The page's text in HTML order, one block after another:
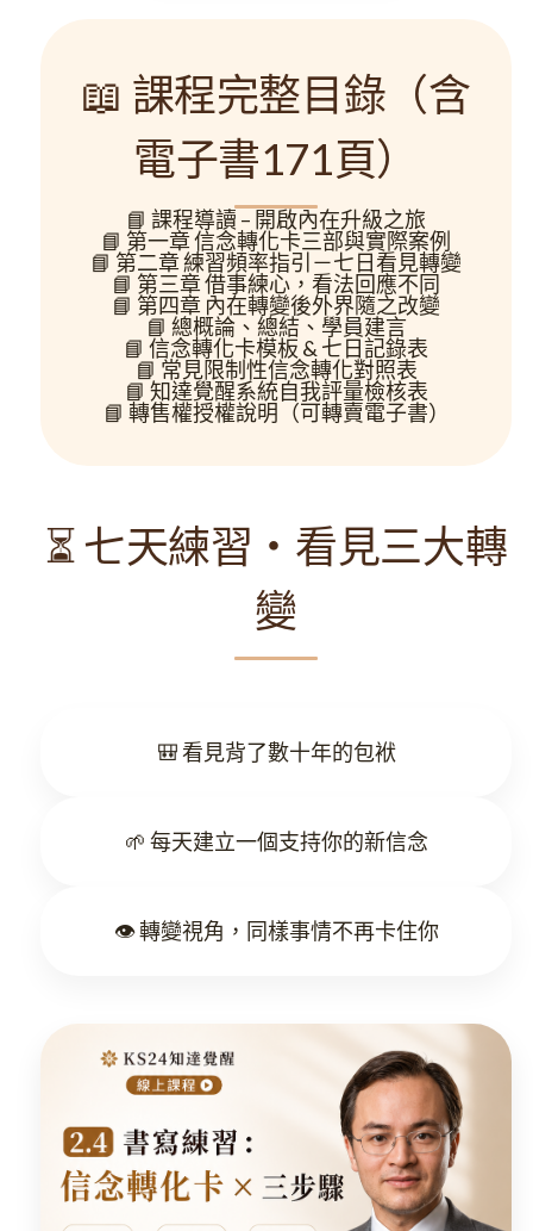
📖 課程完整目錄（含
電子書171頁）
📘 課程導讀 – 開啟內在升級之旅
📘 第一章信念轉化卡三部與實際案例
📘 第二章練習頻率指引－七日看見轉變
📘 第三章借事練心，看法回應不同
📘 第四章 內在轉變後外界隨之改變
📘 總概論、總結、學員建言
📘 信念轉化卡模板 & 七日記錄表
📘 常見限制性信念轉化對照表
📘 知達覺醒系統自我評量檢核表
📘 轉售權授權說明（可轉賣電子書）
⏳ 七天練習・看見三大轉
變
🎒 看見背了數十年的包袱
🌱 每天建立一個支持你的新信念
👁️ 轉變視角，同樣事情不再卡住你